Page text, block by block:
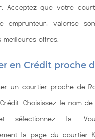
Acceptez que votre
emprunteur, valorise
meilleures offres.
en Crédit proche
un courtier proche de
Choisissez le nom
sélectionnez la.
la page du courtier